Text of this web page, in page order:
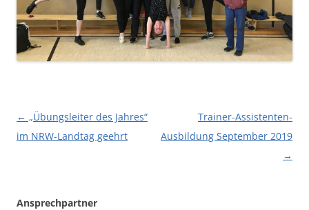
Beitragsnavigation
← „Übungsleiter des Jahres“
im NRW-Landtag geehrt
Trainer-Assistenten-
Ausbildung September 2019
→
Ansprechpartner